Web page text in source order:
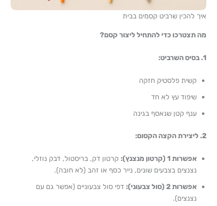
איך להכין שרביט קסמים בבית
מה תצטרכו כדי להתחיל ליצור קסם?
1. בסיס השרביט:
קשית פלסטיק חזקה
שיפוד עץ לא חד
ענף קטן שנאסף בגינה
2. ליצירת הקצה הקסום:
אפשרות 1 (קרטון מנצנץ):
קרטון דק, בריסטול, דבק נוזלי,
נצנצים בצבעים שונים, נייר כסף או זהב (לא חובה).
אפשרות 2 (סול צבעוני):
דפי סול צבעוניים (אפשר גם עם
נצנצים).